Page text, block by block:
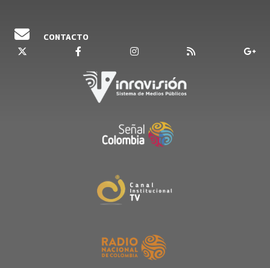
CONTACTO